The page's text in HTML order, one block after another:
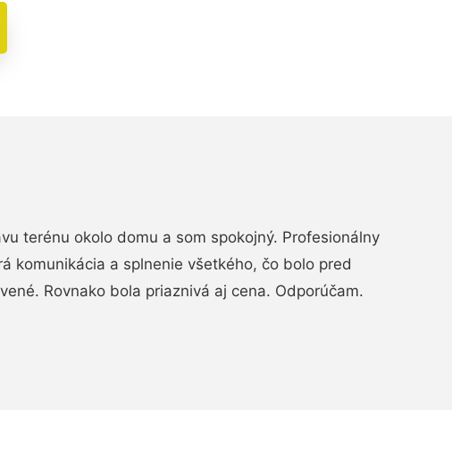
terénu okolo domu a som spokojný. Profesionálny
komunikácia a splnenie všetkého, čo bolo pred
Rovnako bola priaznivá aj cena. Odporúčam.